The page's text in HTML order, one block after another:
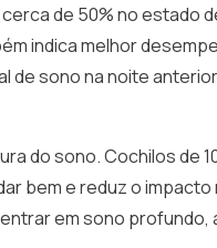
de 50% no estado
indica melhor
de sono na noite
do sono. Cochilos de
bem e reduz o
em sono